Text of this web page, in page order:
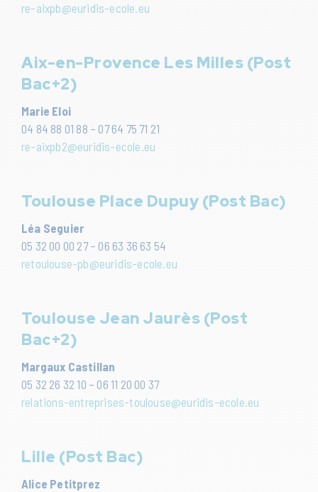
re-aixpb@euridis-ecole.eu
Aix-en-Provence Les Milles (Post
Bac+2)
Marie Eloi
04 84 88 01 88 – 07 64 75 71 21
re-aixpb2@euridis-ecole.eu
Toulouse Place Dupuy (Post Bac)
Léa Seguier
05 32 00 00 27 – 06 63 36 63 54
retoulouse-pb@euridis-ecole.eu
Toulouse Jean Jaurès (Post
Bac+2)
Margaux Castillan
05 32 26 32 10 – 06 11 20 00 37
relations-entreprises-toulouse@euridis-ecole.eu
Lille (Post Bac)
Alice Petitprez